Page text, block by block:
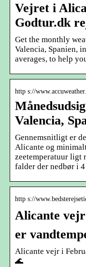
Vejret i
Godtur.dk
Get the monthly
Valencia, Spanien,
averages, to help
http s://
Valencia,
Gennemsnitligt er
Alicante og
zeetemperatuur ligt
falder der nedbør i
http s://
Alicante
er
Alicante vejr i
🌊